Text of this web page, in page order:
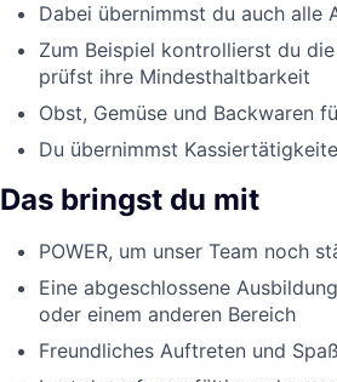
Dabei übernimmst du auch alle
Zum Beispiel kontrollierst du
prüfst ihre Mindesthaltbarkeit
Obst, Gemüse und Backwaren
Du übernimmst
Das bringst du mit
POWER, um unser Team noch
Eine abgeschlossene
oder einem anderen Bereich
Freundliches Auftreten und